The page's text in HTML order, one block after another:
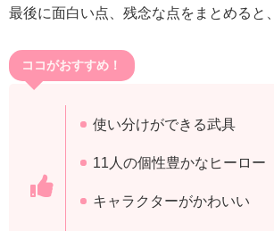
最後に面白い点、残念な点をまとめると、
ココがおすすめ！
使い分けができる武具
11人の個性豊かなヒーロー
キャラクターがかわいい